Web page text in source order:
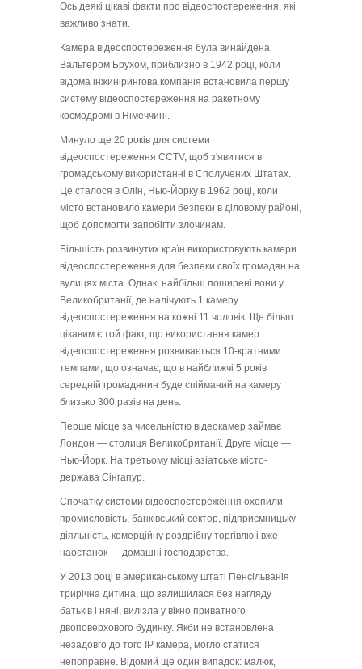
Ось деякі цікаві факти про відеоспостереження, які
важливо знати.
Камера відеоспостереження була винайдена
Вальтером Брухом, приблизно в 1942 році, коли
відома інжинірингова компанія встановила першу
систему відеоспостереження на ракетному
космодромі в Німеччині.
Минуло ще 20 років для системи
відеоспостереження CCTV, щоб з'явитися в
громадському використанні в Сполучених Штатах.
Це сталося в Олін, Нью-Йорку в 1962 році, коли
місто встановило камери безпеки в діловому районі,
щоб допомогти запобігти злочинам.
Більшість розвинутих країн використовують камери
відеоспостереження для безпеки своїх громадян на
вулицях міста. Однак, найбільш поширені вони у
Великобританії, де налічують 1 камеру
відеоспостереження на кожні 11 чоловік. Ще більш
цікавим є той факт, що використання камер
відеоспостереження розвивається 10-кратними
темпами, що означає, що в найближчі 5 років
середній громадянин буде спійманий на камеру
близько 300 разів на день.
Перше місце за чисельністю відеокамер займає
Лондон — столиця Великобританії. Друге місце —
Нью-Йорк. На третьому місці азіатське місто-
держава Сінгапур.
Спочатку системи відеоспостереження охопили
промисловість, банківський сектор, підприємницьку
діяльність, комерційну роздрібну торгівлю і вже
наостанок — домашні господарства.
У 2013 році в американському штаті Пенсільванія
трирічна дитина, що залишилася без нагляду
батьків і няні, вилізла у вікно приватного
двоповерхового будинку. Якби не встановлена
незадовго до того IP камера, могло статися
непоправне. Відомий ще один випадок: малюк,